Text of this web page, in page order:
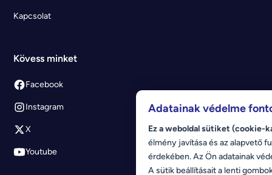
Kapcsolat
Kövess minket
Facebook
Instagram
X
Youtube
Adatainak védelme
Ez a weboldal sütiket (cookie-
élmény javítása és az alapvető
érdekében. Az Ön adatainak
A sütik beállításait a lenti